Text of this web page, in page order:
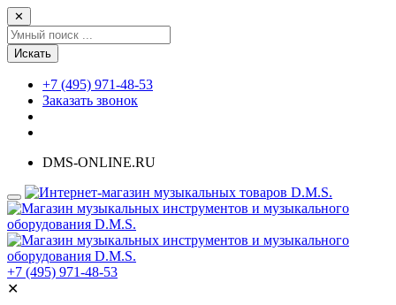
✕
Искать
+7 (495) 971-48-53
Заказать звонок
DMS-ONLINE.RU
+7 (495) 971-48-53
✕